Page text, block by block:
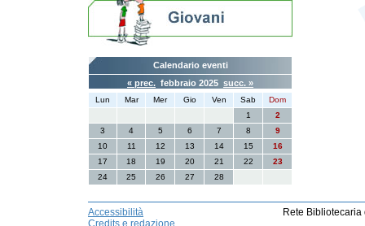
Calendario eventi
« prec. febbraio 2025 succ. »
Lun Mar Mer Gio Ven Sab
Dom
1
2
3
4 5 6 7 8
9
10
11 12 13 14 15
16
17
18 19 20 21 22
23
24
25 26 27 28
Accessibilità
Credits e redazione
Rete